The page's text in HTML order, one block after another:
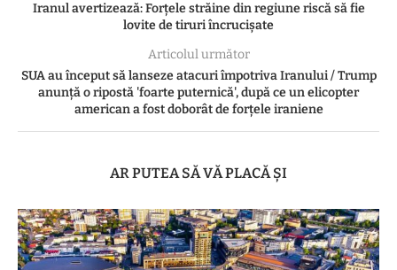
Iranul avertizează: Forțele străine din regiune riscă să fie
lovite de tiruri încrucişate
Articolul următor
SUA au început să lanseze atacuri împotriva Iranului / Trump
anunță o ripostă 'foarte puternică', după ce un elicopter
american a fost doborât de forțele iraniene
AR PUTEA SĂ VĂ PLACĂ ȘI